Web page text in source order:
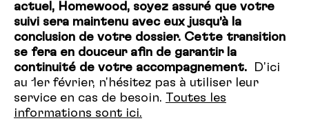
actuel, Homewood, soyez assuré que votre
suivi sera maintenu avec eux jusqu’à la
conclusion de votre dossier. Cette transition
se fera en douceur afin de garantir la
continuité de votre accompagnement.
D'ici
au 1er février, n'hésitez pas à utiliser leur
service en cas de besoin. Toutes les
informations sont ici.